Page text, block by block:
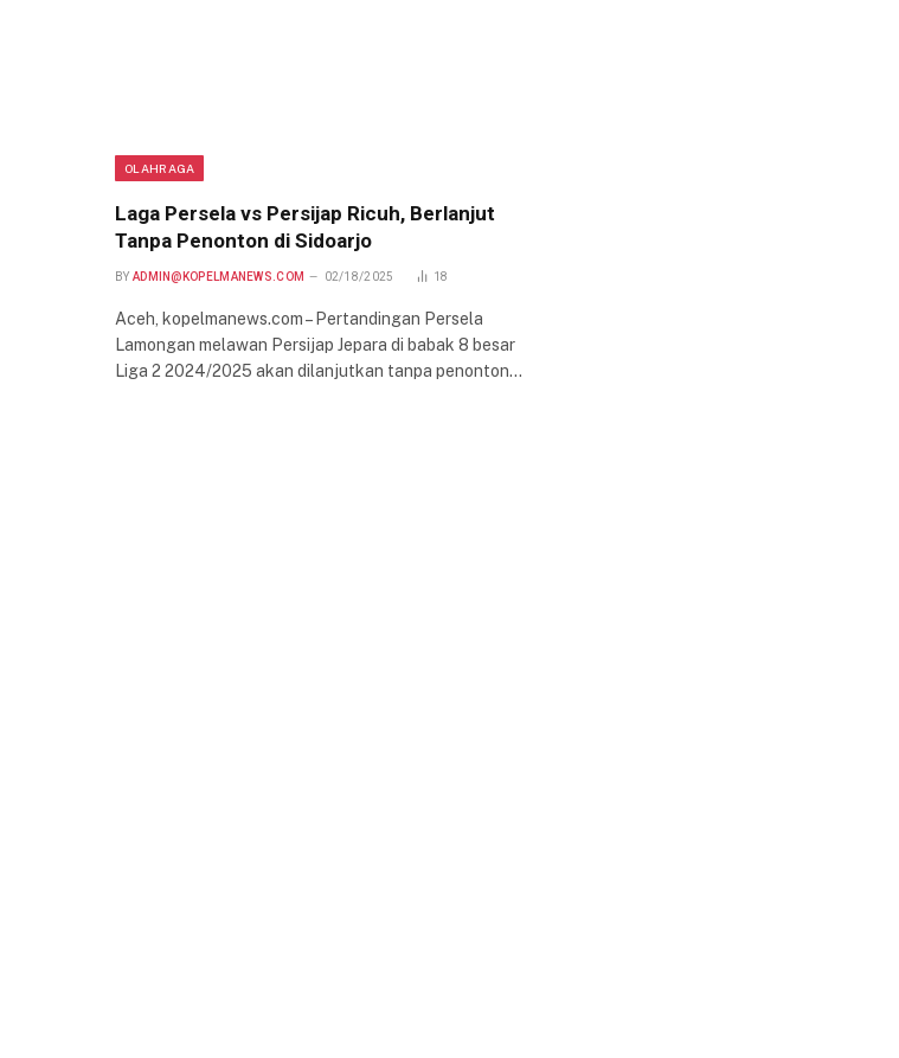
OLAHRAGA
Laga Persela vs Persijap Ricuh, Berlanjut
Tanpa Penonton di Sidoarjo
BY ADMIN@KOPELMANEWS.COM 02/18/2025 18
Aceh, kopelmanews.com – Pertandingan Persela
Lamongan melawan Persijap Jepara di babak 8 besar
Liga 2 2024/2025 akan dilanjutkan tanpa penonton…